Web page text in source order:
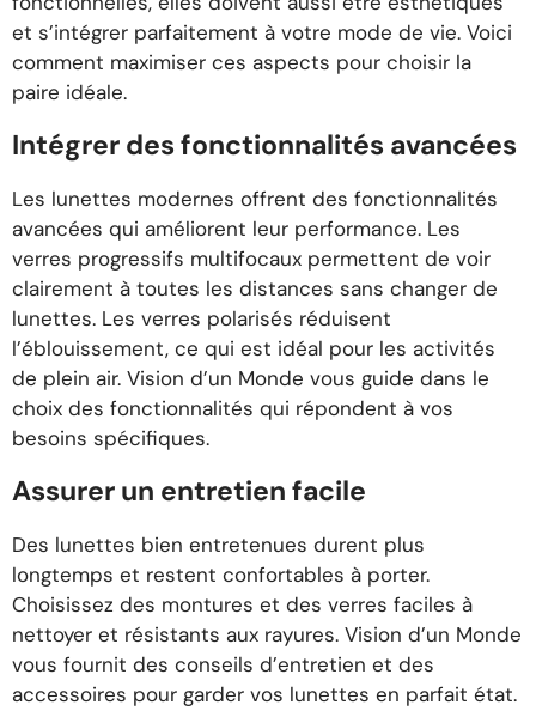
et s’intégrer parfaitement à votre mode de vie. Voici
comment maximiser ces aspects pour choisir la
paire idéale.
Intégrer des fonctionnalités avancées
Les lunettes modernes offrent des fonctionnalités
avancées qui améliorent leur performance. Les
verres progressifs multifocaux permettent de voir
clairement à toutes les distances sans changer de
lunettes. Les verres polarisés réduisent
l’éblouissement, ce qui est idéal pour les activités
de plein air. Vision d’un Monde vous guide dans le
choix des fonctionnalités qui répondent à vos
besoins spécifiques.
Assurer un entretien facile
Des lunettes bien entretenues durent plus
longtemps et restent confortables à porter.
Choisissez des montures et des verres faciles à
nettoyer et résistants aux rayures. Vision d’un Monde
vous fournit des conseils d’entretien et des
accessoires pour garder vos lunettes en parfait état.